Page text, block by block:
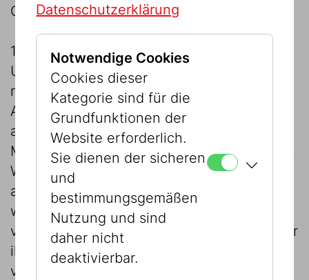
Orten ein neues Leben aufbauen.
1867 erlangten die Juden in Österreich-
Ungarn die bürgerliche Gleichstellung. Die
neue Bewegungsfreiheit führte zur
Abwanderung vieler Jüdinnen und Juden
aus den entlegeneren Gebieten der
Monarchie in die Haupt- und Residenzstadt
Wien. Großhändler wie Hausierer mussten
ausgedehnte Reisen unternehmen. Frauen
wurden an oft weit entfernte Orte
verheiratet, manche junge Leute wurden für
ihre Ausbildung weggeschickt, andere
verließen die Enge ihrer familiären Welt.
Datenschutzerklärung
Notwendige Cookies
Cookies dieser
Kategorie sind für die
Grundfunktionen der
Website erforderlich.
Sie dienen der sicheren
und
bestimmungsgemäßen
Nutzung und sind
daher nicht
deaktivierbar.